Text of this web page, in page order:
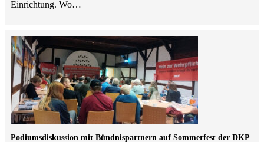
Einrichtung. Wo…
Podiumsdiskussion mit Bündnispartnern auf Sommerfest der DKP